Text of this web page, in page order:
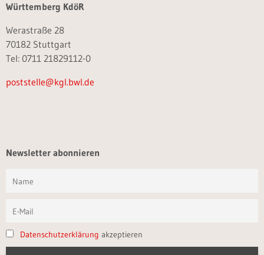
Württemberg KdöR
Werastraße 28
70182 Stuttgart
Tel: 0711 21829112-0
poststelle@kgl.bwl.de
Newsletter abonnieren
Datenschutzerklärung akzeptieren